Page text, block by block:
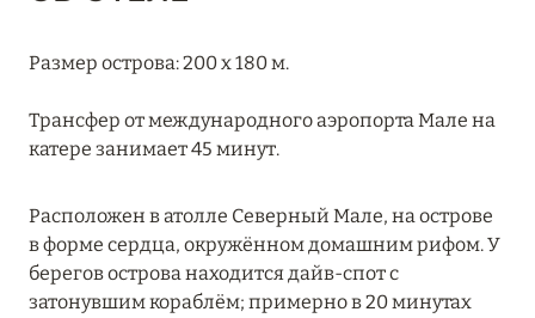
Joy Island
Kagi Maldives Resort & Spa
Kuda Villingili Resort Maldives
Размер острова: 200 х 180 м.
Трансфер от международного аэропорта Мале на
катере занимает 45 минут.
Расположен в атолле Северный Мале, на острове
в форме сердца, окружённом домашним рифом. У
берегов острова находится дайв-спот с
затонувшим кораблём; примерно в 20 минутах